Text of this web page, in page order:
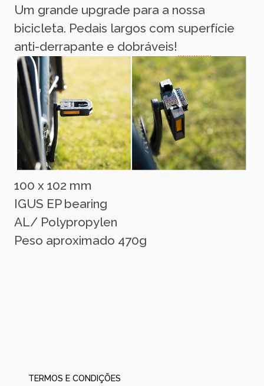
Um grande upgrade para a nossa
bicicleta. Pedais largos com superfície
anti-derrapante e dobráveis!
100 x 102 mm
IGUS EP bearing
AL/ Polypropylen
Peso aproximado 470g
TERMOS E CONDIÇÕES